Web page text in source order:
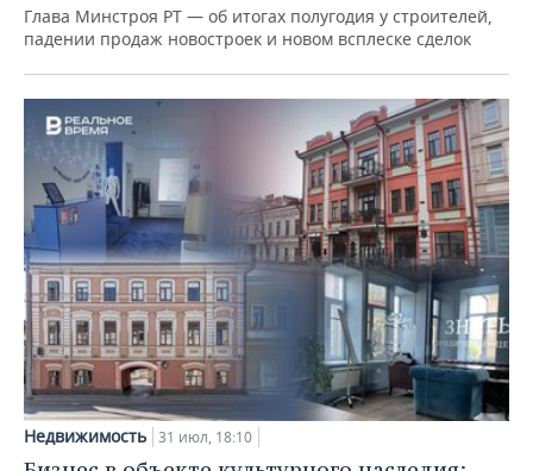
Глава Минстроя РТ — об итогах полугодия у строителей,
падении продаж новостроек и новом всплеске сделок
Недвижимость 31 июл, 18:10